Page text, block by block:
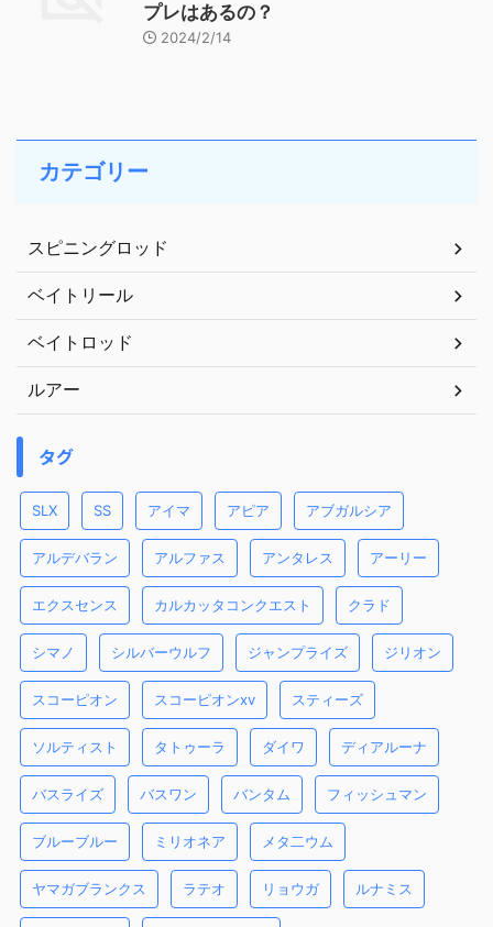
プレはあるの？
2024/2/14
カテゴリー
スピニングロッド
ベイトリール
ベイトロッド
ルアー
タグ
SLX SS アイマ アピア アブガルシア
アルデバラン アルファス アンタレス アーリー
エクスセンス カルカッタコンクエスト クラド
シマノ シルバーウルフ ジャンプライズ ジリオン
スコーピオン スコーピオンxv スティーズ
ソルティスト タトゥーラ ダイワ ディアルーナ
バスライズ バスワン バンタム フィッシュマン
ブルーブルー ミリオネア メタ二ウム
ヤマガブランクス ラテオ リョウガ ルナミス